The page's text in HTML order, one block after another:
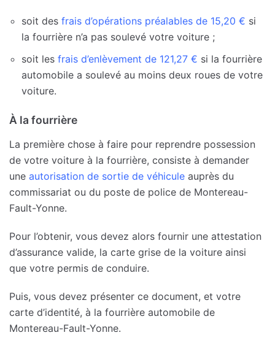
soit des frais d’opérations préalables de 15,20 € si
la fourrière n’a pas soulevé votre voiture ;
soit les frais d’enlèvement de 121,27 € si la fourrière
automobile a soulevé au moins deux roues de votre
voiture.
À la fourrière
La première chose à faire pour reprendre possession
de votre voiture à la fourrière, consiste à demander
une autorisation de sortie de véhicule auprès du
commissariat ou du poste de police de Montereau-
Fault-Yonne.
Pour l’obtenir, vous devez alors fournir une attestation
d’assurance valide, la carte grise de la voiture ainsi
que votre permis de conduire.
Puis, vous devez présenter ce document, et votre
carte d’identité, à la fourrière automobile de
Montereau-Fault-Yonne.